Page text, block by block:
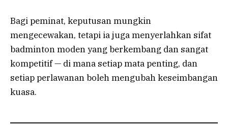
Bagi peminat, keputusan mungkin
mengecewakan, tetapi ia juga menyerlahkan sifat
badminton moden yang berkembang dan sangat
kompetitif — di mana setiap mata penting, dan
setiap perlawanan boleh mengubah keseimbangan
kuasa.